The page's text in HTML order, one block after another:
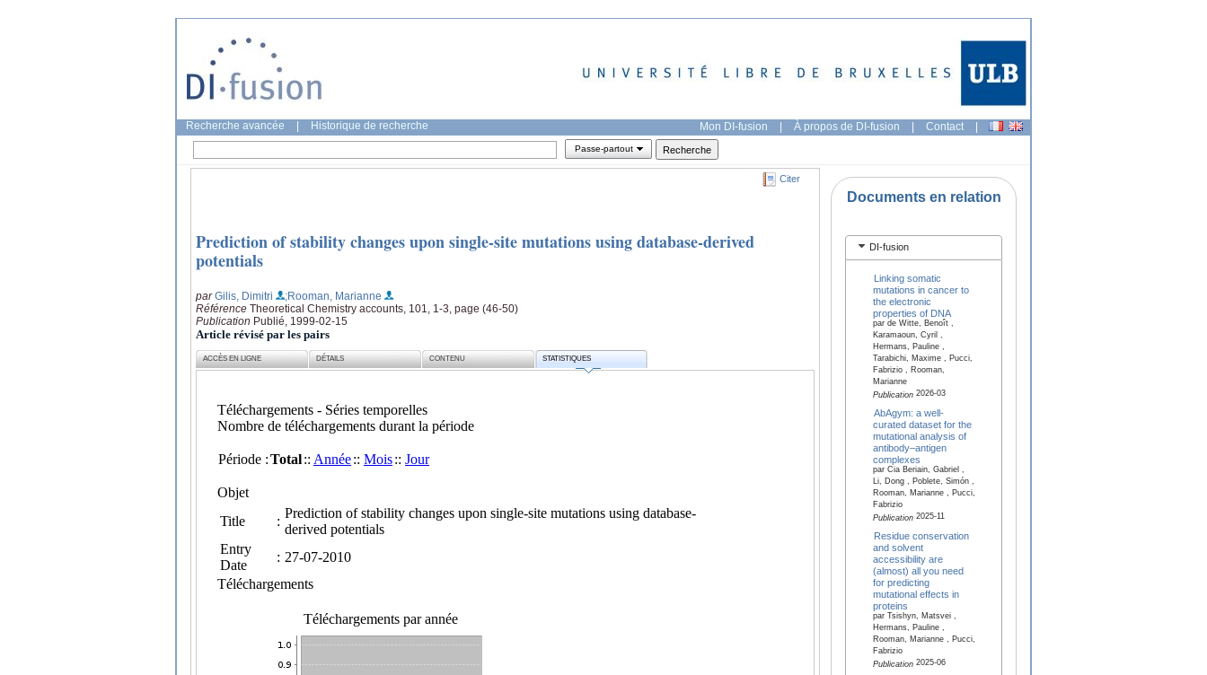
Recherche avancée Historique de recherche Mon DI-fusion | À propos de DI-fusion | Contact |
Passe-partout
Citer
Prediction of stability changes upon single-site mutations using database-derived
potentials
parGilis, Dimitri
;Rooman, Marianne
Référence Theoretical Chemistry accounts, 101, 1-3, page (46-50)
Publication Publié, 1999-02-15
Article révisé par les pairs
ACCÈS EN LIGNE DÉTAILS CONTENU STATISTIQUES
Documents en relation
DI-fusion
Linking somatic
mutations in cancer to
the electronic
properties of DNA
par de Witte, Benoît ,
Karamaoun, Cyril ,
Hermans, Pauline ,
Tarabichi, Maxime , Pucci,
Fabrizio , Rooman,
Marianne
Publication2026-03
AbAgym: a well-
curated dataset for the
mutational analysis of
antibody–antigen
complexes
par Cia Beriain, Gabriel ,
Li, Dong , Poblete, Simón ,
Rooman, Marianne , Pucci,
Fabrizio
Publication2025-11
Residue conservation
and solvent
accessibility are
(almost) all you need
for predicting
mutational effects in
proteins
par Tsishyn, Matsvei ,
Hermans, Pauline ,
Rooman, Marianne , Pucci,
Fabrizio
Publication2025-06